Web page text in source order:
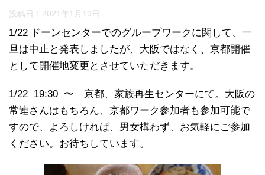
投稿日： 2021年1月19日
1/22 ドーンセンターでのグループワークに関して、一
旦は中止と発表しましたが、大阪ではなく、京都開催
として開催地変更とさせていただきます。
1/22 19:30 〜 京都、家族再生センターにて。大阪の
常連さんはもちろん、京都ワーク参加者も参加可能で
すので、よろしければ、男女構わず、お気軽にご参加
ください。お待ちしています。